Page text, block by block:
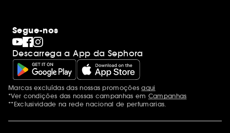
Segue-nos
Descarrega a App da Sephora
Menções adicionais
Marcas excluídas das nossas promoçõesaqui
*Ver condições das nossas campanhas em Campanhas
**Exclusividade na rede nacional de perfumarias.